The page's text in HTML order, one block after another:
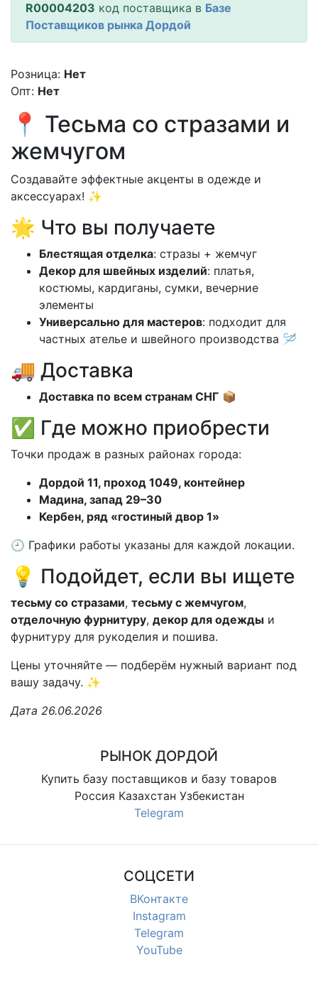
R00004203 код поставщика в Базе
Поставщиков рынка Дордой
Розница: Нет
Опт: Нет
📍 Тесьма со стразами и
жемчугом
Создавайте эффектные акценты в одежде и
аксессуарах! ✨
🌟 Что вы получаете
Блестящая отделка: стразы + жемчуг
Декор для швейных изделий: платья,
костюмы, кардиганы, сумки, вечерние
элементы
Универсально для мастеров: подходит для
частных ателье и швейного производства 🪡
🚚 Доставка
Доставка по всем странам СНГ 📦
✅ Где можно приобрести
Точки продаж в разных районах города:
Дордой 11, проход 1049, контейнер
Мадина, запад 29–30
Кербен, ряд «гостиный двор 1»
🕘 Графики работы указаны для каждой локации.
💡 Подойдет, если вы ищете
тесьму со стразами, тесьму с жемчугом,
отделочную фурнитуру, декор для одежды и
фурнитуру для рукоделия и пошива.
Цены уточняйте — подберём нужный вариант под
вашу задачу. ✨
Дата 26.06.2026
РЫНОК ДОРДОЙ
Купить базу поставщиков и базу товаров
Россия Казахстан Узбекистан
Telegram
СОЦСЕТИ
ВКонтакте
Instagram
Telegram
YouTube